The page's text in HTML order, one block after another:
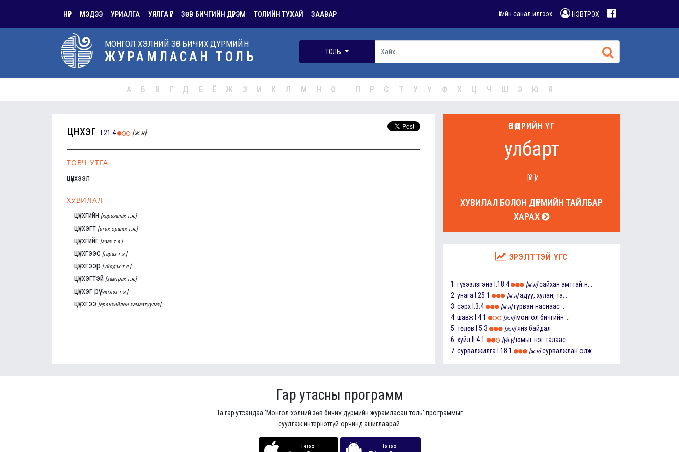
НҮҮР МЭДЭЭ УРИАЛГА УЯЛГА ҮГ ЗӨВ БИЧГИЙН ДҮРЭМ ТОЛИЙН ТУХАЙ ЗААВАР Үгийн санал илгээх НЭВТРЭХ
МОНГОЛ ХЭЛНИЙ ЗӨВ БИЧИХ ДҮРМИЙН
ЖУРАМЛАСАН ТОЛЬ ТОЛЬ
А Б В Г Д Е Ё Ж З И К Л М Н О П Р С Т У Ү Ф Х Ц Ч Ш Э Ю Я
цүнхэг I.21.4 [ж.н]
ТОВЧ УТГА
цүнхээл
ХУВИЛАЛ
цүнхгийн [харьяалах т.я.]
цүнхэгт [өгөх орших т.я.]
цүнхгийг [заах т.я.]
цүнхгээс [гарах т.я.]
цүнхгээр [үйлдэх т.я.]
цүнхэгтэй [хамтрах т.я.]
цүнхэг рүү [чиглэх т.я.]
цүнхгээ [ерөнхийлөн хамаатуулах]
ӨНӨӨДРИЙН ҮГ
улбарт
[ҮЙ.Ү]
ХУВИЛАЛ БОЛОН ДҮРМИЙН ТАЙЛБАР
ХАРАХ
ЭРЭЛТТЭЙ ҮГС
1. гүзээлзгэнэ I.18.4 [ж.н] сайхан амттай н...
2. унага I.25.1 [ж.н] адуу, хулан, та...
3. сэрх I.3.4 [ж.н] гурван наснаас ...
4. шавж I.4.1 [ж.н] монгол бичгийн ...
5. төлөв I.5.3 [ж.н] янз байдал
6. хуйл II.4.1 [үй.ү] юмыг нэг талаас...
7. сурвалжилга I.18.1 [ж.н] сурвалжлан олж ...
Гар утасны программ
Та гар утсандаа ‘Монгол хэлний зөв бичих дүрмийн журамласан толь’ программыг
суулгаж интернэтгүй орчинд ашиглаарай.
Татах Татах